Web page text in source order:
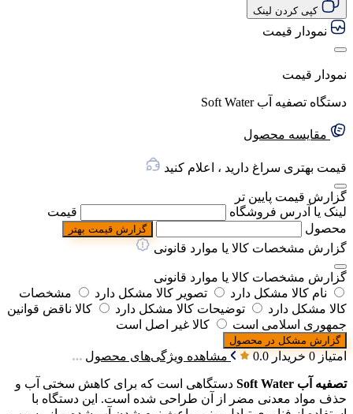
کپی کردن لینک
نمودار قیمت
نمودار قیمت
دستگاه تصفیه آب Soft Water
مقایسه محصول
قیمت بهتری سراغ دارید ، اعلام کنید
گزارش قیمت پایین تر
لینک یا آدرس فروشگاه
قیمت
محصول
گزارش قیمت بهتر
گزارش مشخصات کالا یا موارد قانونی
گزارش مشخصات کالا یا موارد قانونی
نام کالا مشکل دارد
تصویر کالا مشکل دارد
مشخصات
کالا مشکل دارد
توضیحات کالا مشکل دارد
کالا ناقض قوانین
جمهوری اسلامی است
کالا غیر اصل است
گزارش مشکل در محصول
امتیاز 0 خریدار 0.0 مشاهده ویژگی‌های محصول
تصفیه آب Soft Water
دستگاهی است که برای کاهش سختی آب و
حذف مواد معدنی مضر از آن طراحی شده است. این دستگاه با